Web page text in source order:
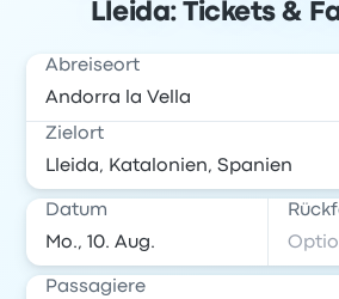
Lleida: Tickets &
Abreiseort
Zielort
Datum
Passagiere